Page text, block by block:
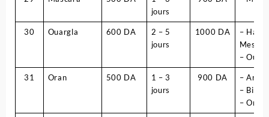
jours
30 Ouargla 600 DA
2 – 5
jours
1000 DA
– Hassi
–
31 Oran 500 DA
1 – 3
jours
900 DA
–
– Bir el
– Oran